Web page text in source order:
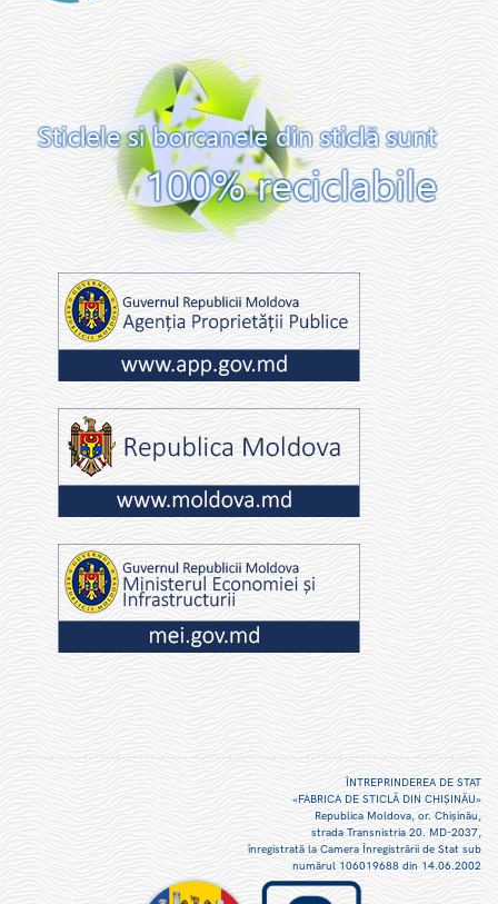
ÎNTREPRINDEREA DE STAT
«FABRICA DE STICLĂ DIN CHIŞINĂU»
Republica Moldova, or. Chişinău,
strada Transnistria 20. MD-2037,
înregistrată la Camera Înregistrării de Stat sub
numărul 106019688 din 14.06.2002